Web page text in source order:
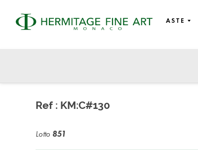
ASTE
Ref : KM:C#130
Lotto 851